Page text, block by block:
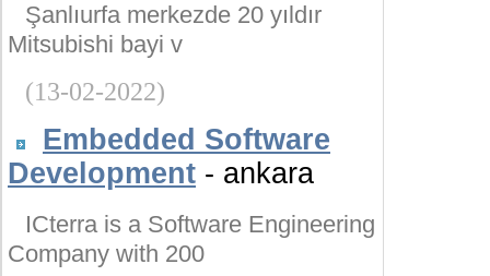
Şanlıurfa merkezde 20 yıldır
Mitsubishi bayi v
(13-02-2022)
Embedded Software
Development - ankara
ICterra is a Software Engineering
Company with 200